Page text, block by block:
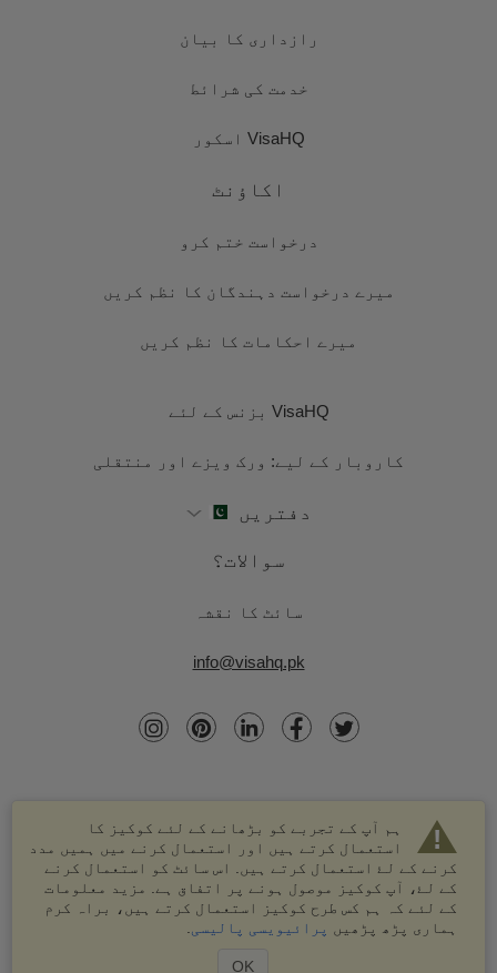
ہم آپ کے تجربے کو بڑھانے کے لئے کوکیز کا
استعمال کرتے ہیں اور استعمال کرنے میں ہمیں مدد
کرنے کے لۓ استعمال کرتے ہیں. اس سائٹ کو استعمال کرنے
کے لۓ، آپ کوکیز موصول ہونے پر اتفاق ہے. مزید معلومات
کے لئے کہ ہم کس طرح کوکیز استعمال کرتے ہیں، براہ کرم
ہماری پڑھ پڑھیں
پرائیویسی پالیسی
OK
رازداری کا بیان
خدمت کی شرائط
VisaHQ اسکور
اکاؤنٹ
درخواست ختم کرو
میرے درخواست دہندگان کا نظم کریں
میرے احکامات کا نظم کریں
VisaHQ بزنس کے لئے
کاروبار کے لیے: ورک ویزے اور منتقلی
دفتریں
سوالات؟
سائٹ کا نقشہ
info@visahq.pk
© 2003-2026 VisaHQ.com، انک. تمام حقوق محفوظ ہیں۔
علامات ہیں۔